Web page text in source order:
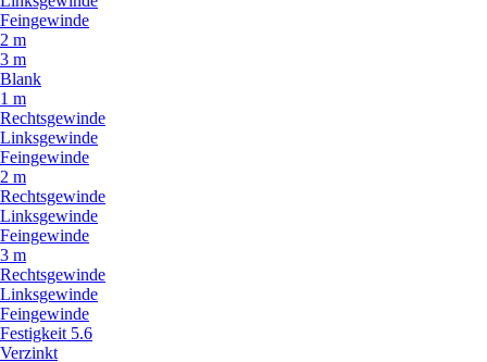
Feingewinde
2 m
3 m
Blank
1 m
Rechtsgewinde
Linksgewinde
Feingewinde
2 m
Rechtsgewinde
Linksgewinde
Feingewinde
3 m
Rechtsgewinde
Linksgewinde
Feingewinde
Festigkeit 5.6
Verzinkt